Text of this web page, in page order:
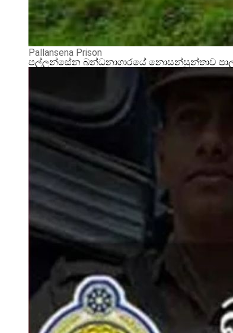
Pallansena Prison
පල්ලන්සේන බන්ධනාගාරයේ නොසන්සුන්තාව